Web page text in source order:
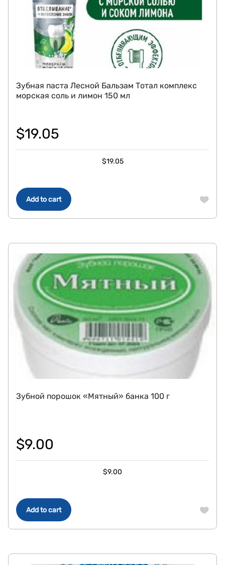
Add to cart
Зубная паста Лесной Бальзам Тотал комплекс
морская соль и лимон 150 мл
$19.05
$19.05
Add to cart
Зубной порошок «Мятный» банка 100 г
$9.00
$9.00